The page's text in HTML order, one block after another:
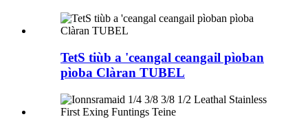
TetS tiùb a 'ceangal ceangail pìoban
pìoba Clàran TUBEL